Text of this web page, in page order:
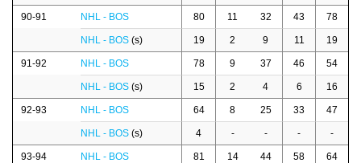
90-91 NHL - BOS 80 11 32 43 78
NHL - BOS (s) 19 2 9 11 19
91-92 NHL - BOS 78 9 37 46 54
NHL - BOS (s) 15 2 4 6 16
92-93 NHL - BOS 64 8 25 33 47
NHL - BOS (s) 4 - - - -
93-94 NHL - BOS 81 14 44 58 64